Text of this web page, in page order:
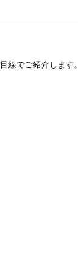
線でご紹介します。